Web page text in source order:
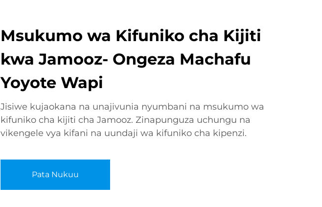
Msukumo wa Kifuniko cha Kijiti
kwa Jamooz- Ongeza Machafu
Yoyote Wapi
Jisiwe kujaokana na unajivunia nyumbani na msukumo wa
kifuniko cha kijiti cha Jamooz. Zinapunguza uchungu na
vikengele vya kifani na uundaji wa kifuniko cha kipenzi.
Pata Nukuu